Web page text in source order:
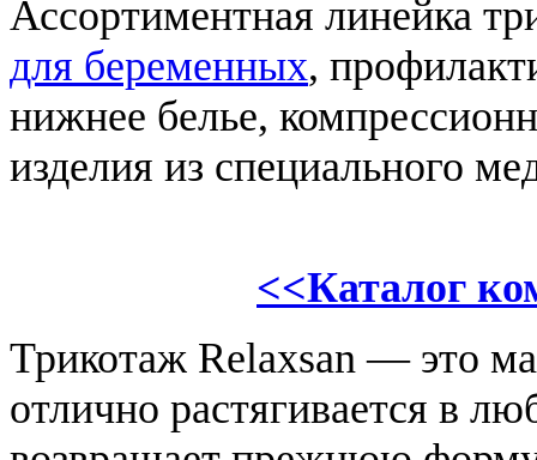
Ассортиментная линейка
для беременных,
нижнее белье,
изделия из специального
<<Каталог
Трикотаж Relaxsan — это
отлично растягивается в